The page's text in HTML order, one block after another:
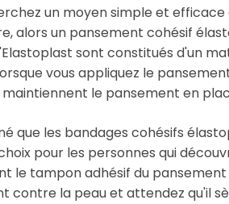
un moyen simple et
alors un pansement cohésif
sont constitués d'un
vous appliquez le
le pansement en
que les bandages cohésifs
pour les personnes qui
le tampon adhésif du
contre la peau et attendez qu'il